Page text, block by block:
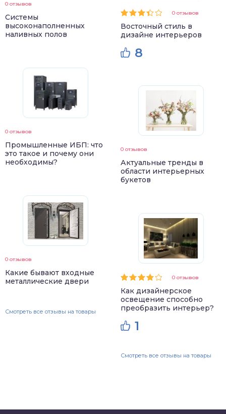
0 отзывов
Системы
высоконаполненных
наливных полов
0 отзывов
Промышленные ИБП: что
это такое и почему они
необходимы?
0 отзывов
Какие бывают входные
металлические двери
Смотреть все отзывы на товары
0 отзывов
Восточный стиль в
дизайне интерьеров
8
0 отзывов
Актуальные тренды в
области интерьерных
букетов
0 отзывов
Как дизайнерское
освещение способно
преобразить интерьер?
1
Смотреть все отзывы на товары